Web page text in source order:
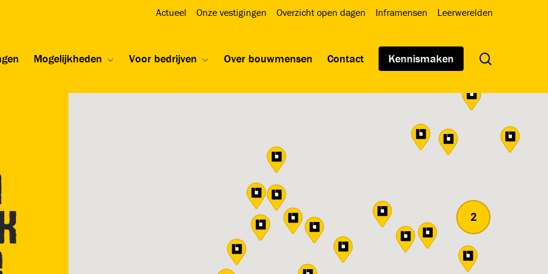
Actueel Onze vestigingen Overzicht open dagen Inframensen Leerwerelden
Mogelijkheden Voor bedrijven Over bouwmensen Contact Kennismaken
2